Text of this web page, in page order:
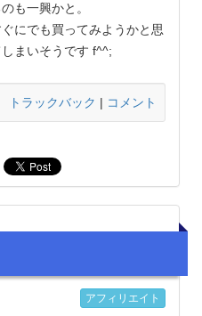
も一興かと。
にでも買ってみようかと思
まいそうです f^^;
トラックバック | コメント
アフィリエイト